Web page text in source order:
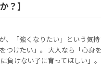
？】
、「強くなりたい」という気
つけたい」。 大人なら「心身
負けない子に育ってほしい」